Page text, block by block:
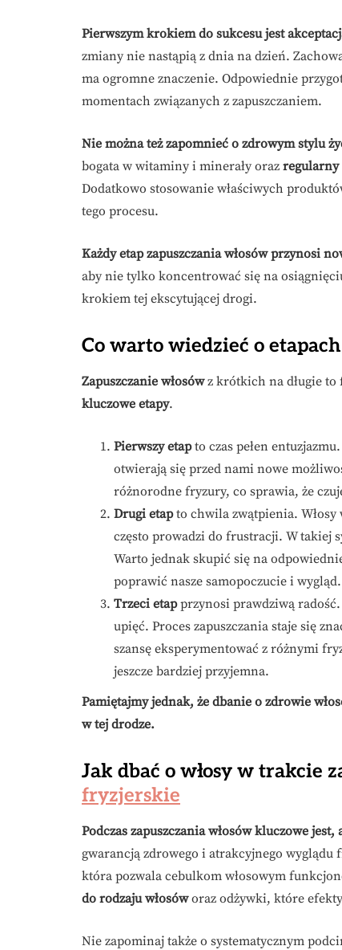
Pierwszym krokiem do sukcesu jest
zmiany nie nastąpią z dnia na dzień.
ma ogromne znaczenie. Odpowiednie
momentach związanych z zapuszczaniem.
Nie można też zapomnieć o zdrowym stylu
bogata w witaminy i minerały oraz
Dodatkowo stosowanie właściwych
tego procesu.
Każdy etap zapuszczania włosów przynosi
aby nie tylko koncentrować się na
krokiem tej ekscytującej drogi.
Co warto wiedzieć o
Zapuszczanie włosówz krótkich na długie to
kluczowe etapy.
Pierwszy etapto czas pełen
otwierają się przed nami nowe
różnorodne fryzury, co sprawia, że
Drugi etapto chwila zwątpienia. Włosy
często prowadzi do frustracji. W takiej
Warto jednak skupić się na
poprawić nasze samopoczucie i wygląd.
Trzeci etapprzynosi prawdziwą radość.
upięć. Proces zapuszczania staje się
szansę eksperymentować z różnymi
jeszcze bardziej przyjemna.
Pamiętajmy jednak, że dbanie o zdrowie
w tej drodze.
Jak dbać o włosy w trakcie
fryzjerskie
Podczas zapuszczania włosów kluczowe
gwarancją zdrowego i atrakcyjnego wyglądu
która pozwala cebulkom włosowym
do rodzaju włosóworaz odżywki, które
Nie zapominaj także o systematycznym